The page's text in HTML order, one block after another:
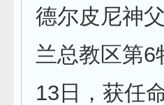
德尔皮尼神
兰总教区第6
13日，获任